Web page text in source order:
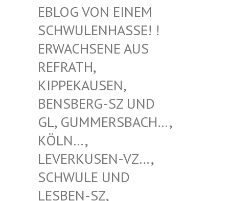
OG VON EINEM SCH
WULENHASSE! ! ERW
ACHSENE AUS REF
RATH, KIP
PEKAUSEN, BEN
SBERG-SZ UND GL,
GUMMERSBACH…, KÖL
N…, LEV
ERKUSEN-VZ…, SCH
WULE UND LES
BEN-SZ, MUS